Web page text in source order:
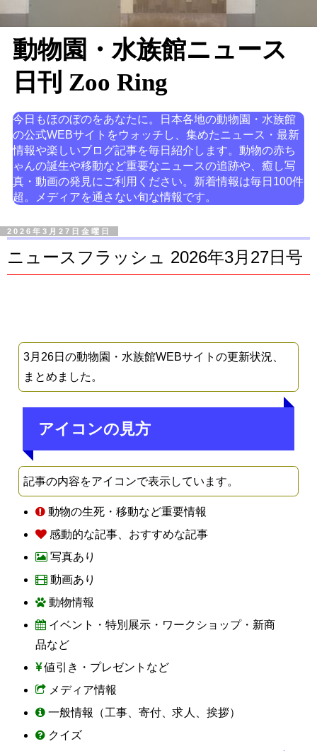
動物園・水族館ニュース
日刊 Zoo Ring
今日もほのぼのをあなたに。日本各地の動物園・水族館
の公式WEBサイトをウォッチし、集めたニュース・最新
情報や楽しいブログ記事を毎日紹介します。動物の赤ち
ゃんの誕生や移動など重要なニュースの追跡や、癒し写
真・動画の発見にご利用ください。新着情報は毎日100件
超。メディアを通さない旬な情報です。
2026年3月27日金曜日
ニュースフラッシュ 2026年3月27日号
3月26日の動物園・水族館WEBサイトの更新状況、
まとめました。
アイコンの見方
記事の内容をアイコンで表示しています。
動物の生死・移動など重要情報
感動的な記事、おすすめな記事
写真あり
動画あり
動物情報
イベント・特別展示・ワークショップ・新商
品など
値引き・プレゼントなど
メディア情報
一般情報（工事、寄付、求人、挨拶）
クイズ